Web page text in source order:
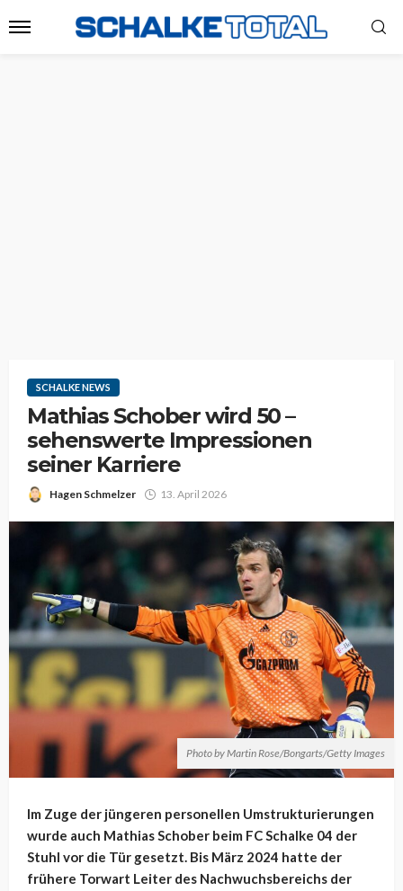
SCHALKE NEWS
Mathias Schober wird 50 –
sehenswerte Impressionen
seiner Karriere
Hagen Schmelzer 13. April 2026
Photo by Martin Rose/Bongarts/Getty Images
Im Zuge der jüngeren personellen Umstrukturierungen
wurde auch Mathias Schober beim FC Schalke 04 der
Stuhl vor die Tür gesetzt. Bis März 2024 hatte der
frühere Torwart Leiter des Nachwuchsbereichs der